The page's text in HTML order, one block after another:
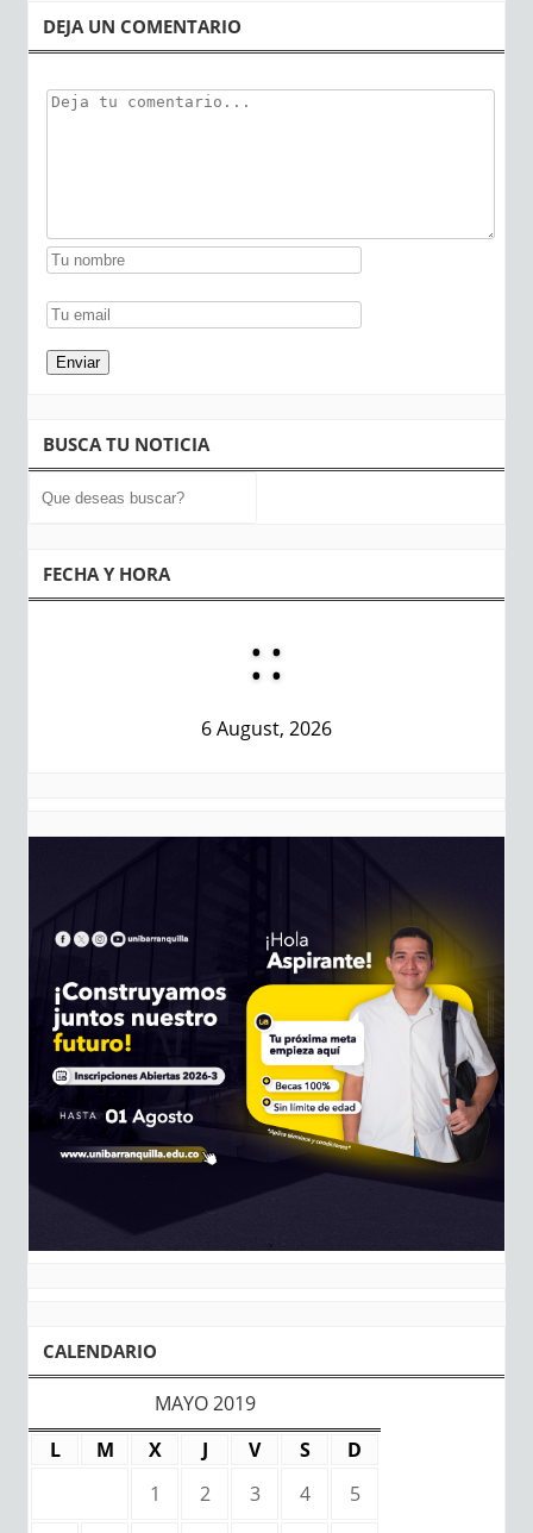
DEJA UN COMENTARIO
BUSCA TU NOTICIA
FECHA Y HORA
::
6 August, 2026
CALENDARIO
MAYO 2019
L
M X J V S
D
1
2 3 4 5